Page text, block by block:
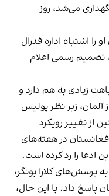
می‌شد، روز
را اشتباه اداره فدرال
تصمیم رسمی اعلام
زیادی به هم دارد و
زیر نظر پولیس
از تغییر رویکرد
در هفته‌های
ادعا را رد کرده است.
پرسش‌های کلارا بونگر،
پاسخ داد. با این حال،